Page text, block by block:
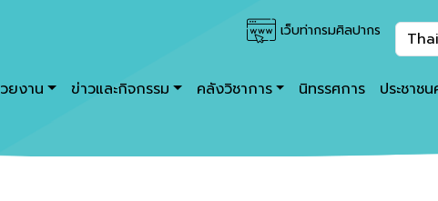
เว็บท่ากรมศิลปากร
ยงาน ข่าวและกิจกรรม คลังวิชาการ นิทรรศการ ประชาช